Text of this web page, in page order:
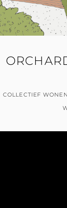
COLLECTIEF WONEN